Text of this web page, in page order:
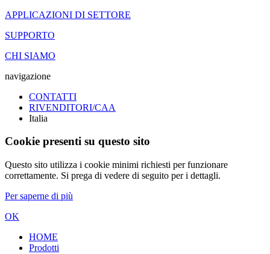
APPLICAZIONI DI SETTORE
SUPPORTO
CHI SIAMO
navigazione
CONTATTI
RIVENDITORI/CAA
Italia
Cookie presenti su questo sito
Questo sito utilizza i cookie minimi richiesti per funzionare
correttamente. Si prega di vedere di seguito per i dettagli.
Per saperne di più
OK
HOME
Prodotti